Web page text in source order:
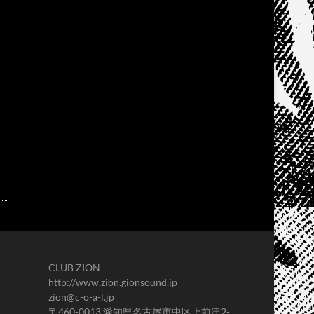
CLUB ZION
http://www.zion.gionsound.jp
zion@c-o-a-l.jp
〒460-0013 愛知県名古屋市中区上前津2-